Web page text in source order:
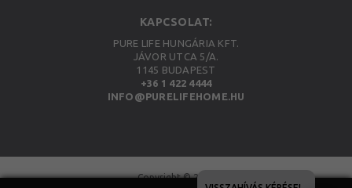
KAPCSOLAT:
PURE LIFE HUNGÁRIA KFT.
JÁVOR UTCA 5/A.
1145 BUDAPEST
+36 1 422 4444
INFO@PURELIFEHOME.HU
Copyright © 2026